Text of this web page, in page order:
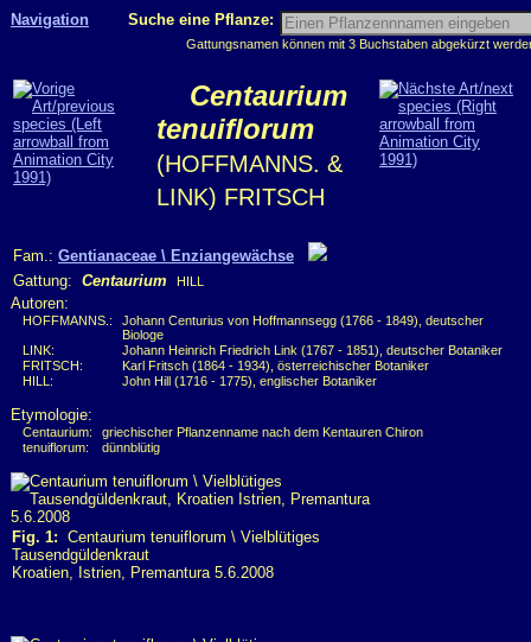
Navigation Suche eine Pflanze:
Gattungsnamen können mit 3 Buchstaben abgekürzt
Centaurium
tenuiflorum
(HOFFMANNS. &
LINK) FRITSCH
Fam.: Gentianaceae \ Enziangewächse
Gattung: Centaurium HILL
Autoren:
HOFFMANNS.:
Johann Centurius von Hoffmannsegg (1766 - 1849), deutscher
Biologe
LINK:
Johann Heinrich Friedrich Link (1767 - 1851), deutscher Botaniker
FRITSCH:
Karl Fritsch (1864 - 1934), österreichischer Botaniker
HILL:
John Hill (1716 - 1775), englischer Botaniker
Etymologie:
Centaurium:
griechischer Pflanzenname nach dem Kentauren Chiron
tenuiflorum:
dünnblütig
Fig. 1: Centaurium tenuiflorum \ Vielblütiges
Tausendgüldenkraut
Kroatien, Istrien, Premantura 5.6.2008